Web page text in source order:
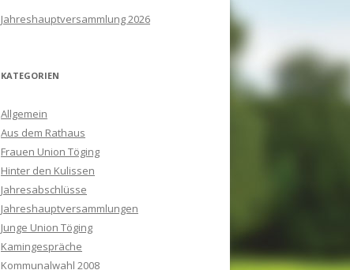
Jahreshauptversammlung 2026
KATEGORIEN
Allgemein
Aus dem Rathaus
Frauen Union Töging
Hinter den Kulissen
Jahresabschlüsse
Jahreshauptversammlungen
Junge Union Töging
Kamingespräche
Kommunalwahl 2008